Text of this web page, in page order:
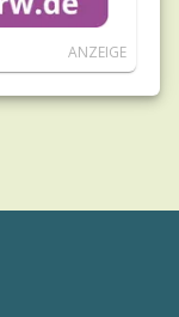
ANZEIGE